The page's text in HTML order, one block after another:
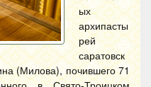
ых
архипасты
рей
саратовск
(Милова), почившего 71